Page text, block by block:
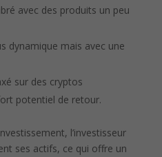
avec des produits un peu
dynamique mais avec une
sur des cryptos
potentiel de retour.
l’investisseur
ses actifs, ce qui offre un